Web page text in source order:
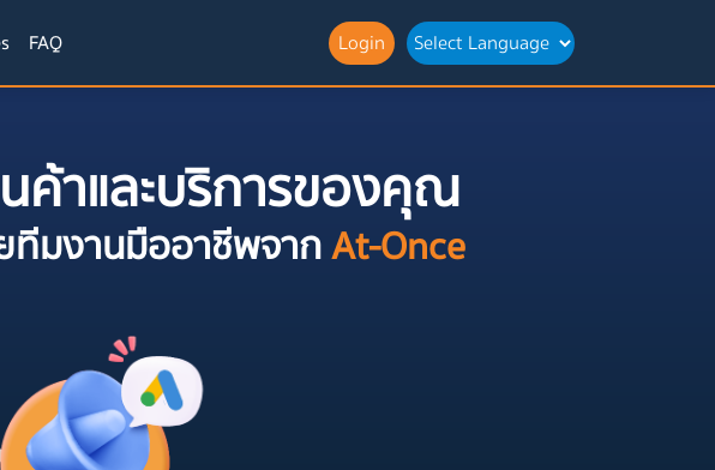
FAQ Login
นค้าและบริการของคุณ
ทีมงานมืออาชีพจากAt-Once